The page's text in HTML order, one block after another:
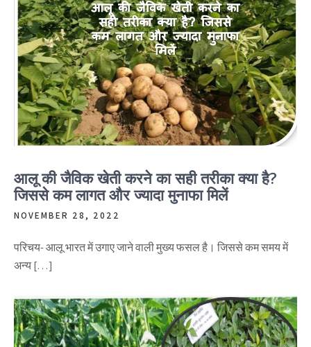
आलू की जैविक खेती करने का सही तरीका क्या है?
जिससे कम लागत और ज्यादा मुनाफा मिलें
NOVEMBER 28, 2022
परिचय- आलू भारत में उगाए जाने वाली मुख्य फसल है। जिससे कम समय में
अन्य […]